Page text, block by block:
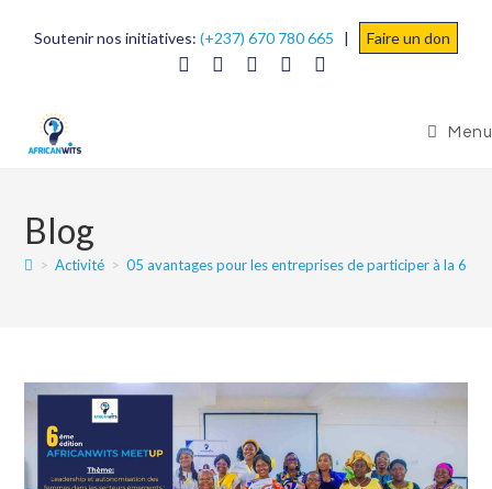
Soutenir nos initiatives: (+237) 670 780 665 | Faire un don
Menu
Blog
> Activité > 05 avantages pour les entreprises de participer à la 6e